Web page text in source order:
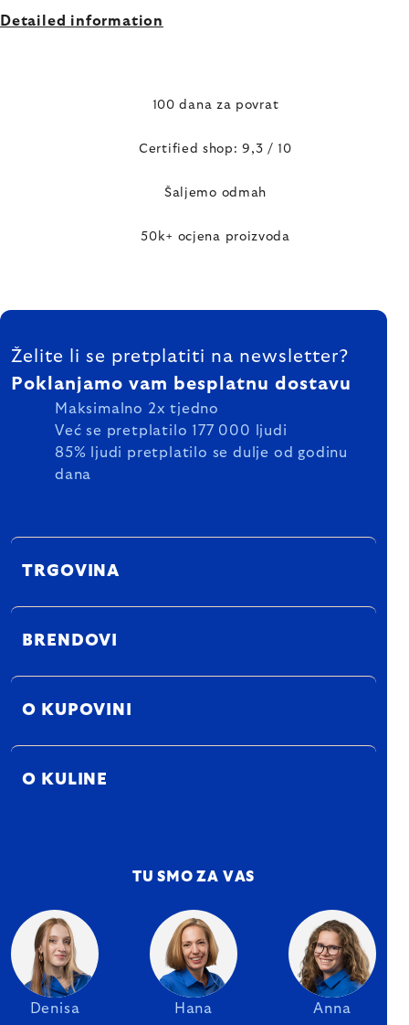
Detailed information
100 dana za povrat
Certified shop: 9,3 / 10
Šaljemo odmah
50k+ ocjena proizvoda
FOOTER
Želite li se pretplatiti na newsletter?
Poklanjamo vam besplatnu dostavu
Maksimalno 2x tjedno
Već se pretplatilo 177 000 ljudi
85% ljudi pretplatilo se dulje od godinu
dana
TRGOVINA
BRENDOVI
O KUPOVINI
O KULINE
TU SMO ZA VAS
Denisa Hana Anna